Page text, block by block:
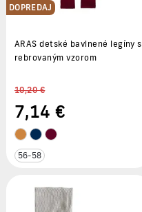
DOPREDAJ
ARAS detské bavlnené legíny s
rebrovaným vzorom
10,20 €
7,14 €
56-58